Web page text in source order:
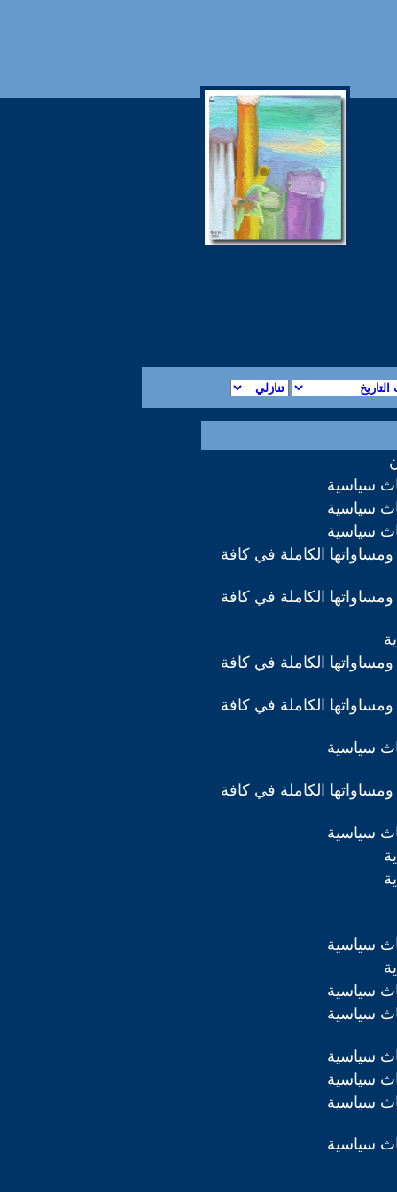
سياسية
سياسية
سياسية
الكاملة في كافة
الكاملة في كافة
الكاملة في كافة
الكاملة في كافة
سياسية
الكاملة في كافة
سياسية
سياسية
سياسية
سياسية
سياسية
سياسية
سياسية
سياسية